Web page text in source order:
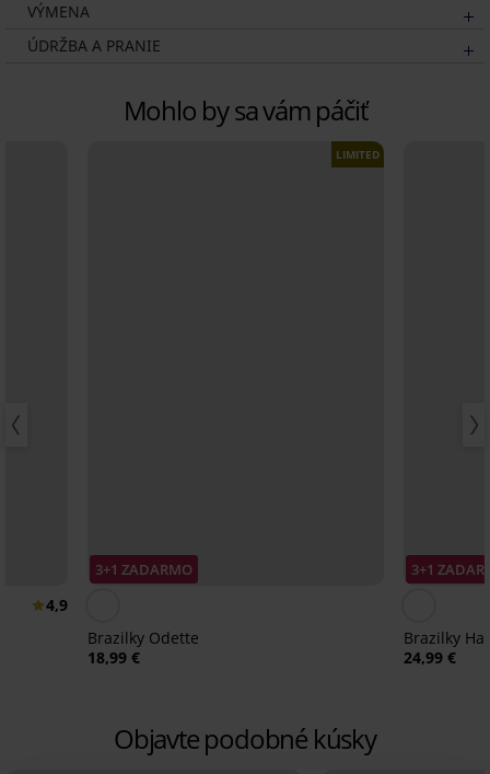
VÝMENA
ÚDRŽBA A PRANIE
Mohlo by sa vám páčiť
4,9
3+1 ZADARMO
LIMITED
Brazilky Odette
18,99 €
3+1
Brazilky
24,99 €
Objavte podobné kúsky